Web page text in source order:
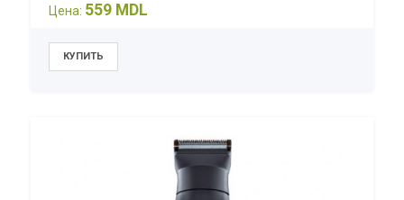
Цена: 559 MDL